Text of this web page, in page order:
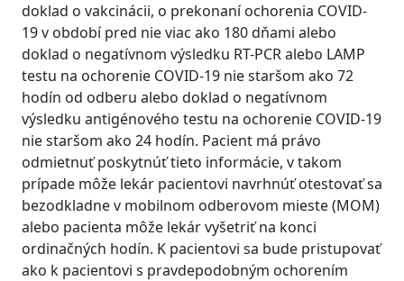
doklad o vakcinácii, o prekonaní ochorenia COVID-
19 v období pred nie viac ako 180 dňami alebo
doklad o negatívnom výsledku RT-PCR alebo LAMP
testu na ochorenie COVID-19 nie staršom ako 72
hodín od odberu alebo doklad o negatívnom
výsledku antigénového testu na ochorenie COVID-19
nie staršom ako 24 hodín. Pacient má právo
odmietnuť poskytnúť tieto informácie, v takom
prípade môže lekár pacientovi navrhnúť otestovať sa
bezodkladne v mobilnom odberovom mieste (MOM)
alebo pacienta môže lekár vyšetriť na konci
ordinačných hodín. K pacientovi sa bude pristupovať
ako k pacientovi s pravdepodobným ochorením